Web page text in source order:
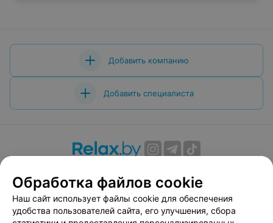
Добавить компанию
Добавить специалиста
Вакансии
Публичный договор
Способы оплаты
Публичный договор по использованию сервиса
«Афиша»
Обработка файлов cookie
Наш сайт использует файлы cookie для обеспечения
удобства пользователей сайта, его улучшения, сбора